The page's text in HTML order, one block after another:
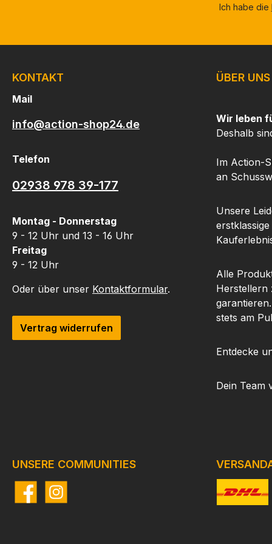
internationalen Gebrauch
örden können es im
wieder verschließen,
das TSA Schloss zu
wichtige Eigenschaft, die
den reibungslosen
Reisen oder bei der
GSG TSA Zahlenschloss
bietet dir den Schutz,
Ich habe die
ÜBER UNS
Wir leben
Deshalb
Im Action-
an
Unsere
Alle
Herstellern
stets am
Entdecke
Dein Team
KONTAKT
Mail
info@action-shop24.de
Telefon
02938 978 39-177
Montag - Donnerstag
9 - 12 Uhr und 13 - 16 Uhr
Freitag
9 - 12 Uhr
Oder über unser Kontaktformular.
Vertrag widerrufen
UNSERE COMMUNITIES
FacebookInstagram